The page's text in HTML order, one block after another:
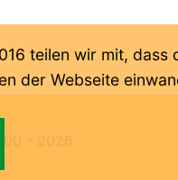
-
2026
teilen wir mit, dass
der Webseite